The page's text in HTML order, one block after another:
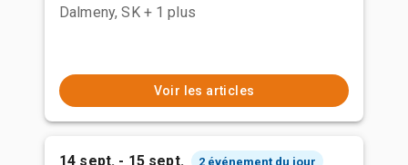
Dalmeny, SK + 1 plus
Voir les articles
14 sept. - 15 sept. 2 événement du jour